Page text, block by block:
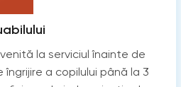
la serviciul înainte de
a copilului până la 3